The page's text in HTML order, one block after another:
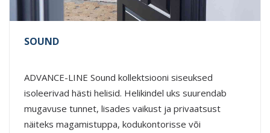
SOUND
ADVANCE-LINE Sound kollektsiooni siseuksed
isoleerivad hästi helisid. Helikindel uks suurendab
mugavuse tunnet, lisades vaikust ja privaatsust
näiteks magamistuppa, kodukontorisse või